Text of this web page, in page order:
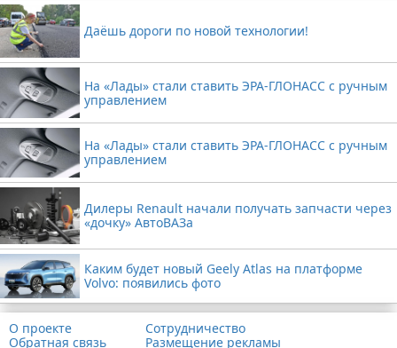
Даёшь дороги по новой технологии!
На «Лады» стали ставить ЭРА-ГЛОНАСС с ручным
управлением
На «Лады» стали ставить ЭРА-ГЛОНАСС с ручным
управлением
Дилеры Renault начали получать запчасти через
«дочку» АвтоВАЗа
Каким будет новый Geely Atlas на платформе
Volvo: появились фото
О проекте
Обратная связь
Сотрудничество
Размещение рекламы